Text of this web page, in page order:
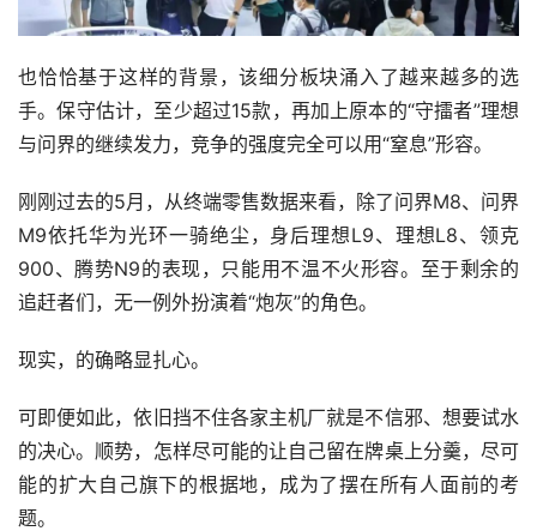
也恰恰基于这样的背景，该细分板块涌入了越来越多的选
手。保守估计，至少超过15款，再加上原本的“守擂者”理想
与问界的继续发力，竞争的强度完全可以用“窒息”形容。
刚刚过去的5月，从终端零售数据来看，除了问界M8、问界
M9依托华为光环一骑绝尘，身后理想L9、理想L8、领克
900、腾势N9的表现，只能用不温不火形容。至于剩余的
追赶者们，无一例外扮演着“炮灰”的角色。
现实，的确略显扎心。
可即便如此，依旧挡不住各家主机厂就是不信邪、想要试水
的决心。顺势，怎样尽可能的让自己留在牌桌上分羹，尽可
能的扩大自己旗下的根据地，成为了摆在所有人面前的考
题。